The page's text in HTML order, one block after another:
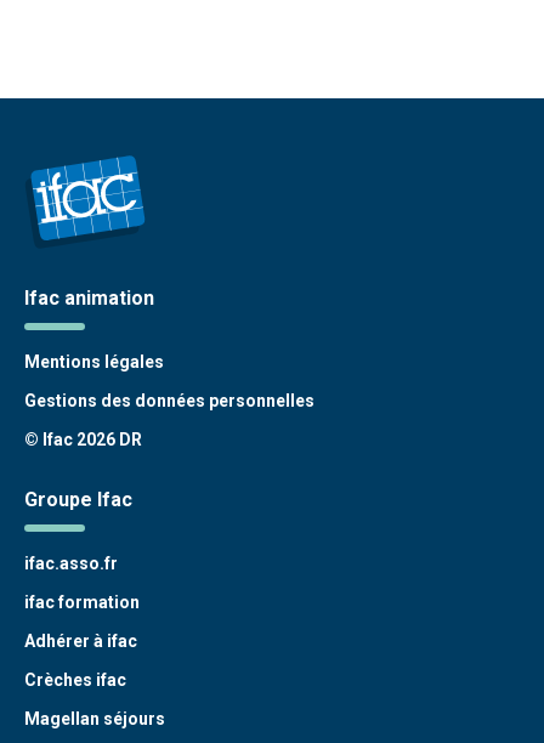
Ifac animation
Mentions légales
Gestions des données personnelles
© Ifac 2026 DR
Groupe Ifac
ifac.asso.fr
ifac formation
Adhérer à ifac
Crèches ifac
Magellan séjours